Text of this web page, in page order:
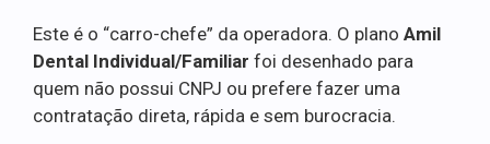
Este é o “carro-chefe” da operadora. O plano Amil
Dental Individual/Familiar foi desenhado para
quem não possui CNPJ ou prefere fazer uma
contratação direta, rápida e sem burocracia.